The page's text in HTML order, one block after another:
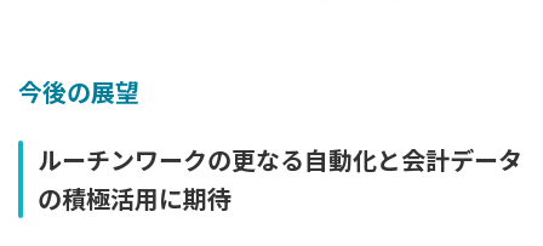
今後の展望
ルーチンワークの更なる自動化と会計データ
の積極活用に期待